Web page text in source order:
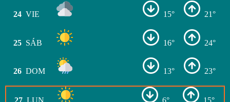
24 VIE 15° 21°
25 SÁB 16° 24°
26 DOM 13° 23°
27 LUN 6° 15°